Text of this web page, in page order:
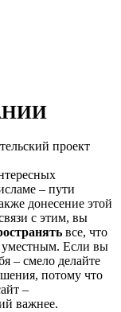
проект
– пути
донесение этой
с этим, вы
все, что
уместным. Если вы
– смело делайте
потому что
–
важнее.